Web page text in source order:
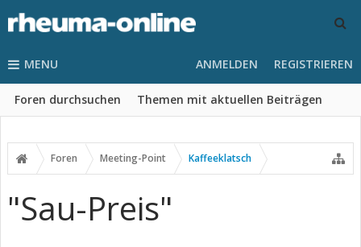
MENU
Foren durchsuchen Themen mit aktuellen Beiträgen
ANMELDEN REGISTRIEREN
Foren Meeting-Point Kaffeeklatsch
"Sau-Preis"